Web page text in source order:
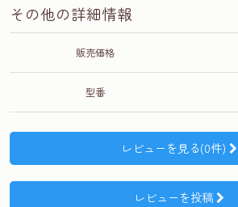
その他の詳細情報
販売価格
型番
レビューを見る(0件)
レビューを投稿